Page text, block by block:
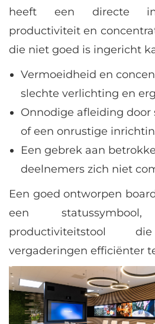
heeft een directe
productiviteit en
die niet goed is ingericht
Vermoeidheid en
slechte verlichting en
Onnodige afleiding
of een onrustige
Een gebrek aan
deelnemers zich niet
Een goed ontworpen
een
vergaderingen efficiënter